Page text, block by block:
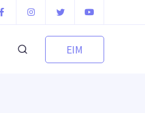
EIM